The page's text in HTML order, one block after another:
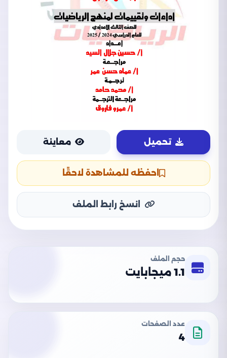
تحميل معاينة
احفظه للمشاهدة لاحقًا
انسخ رابط الملف
حجم الملف
1.1 ميجابايت
عدد الصفحات
4